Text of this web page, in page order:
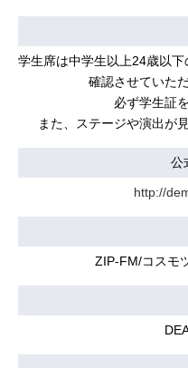
学生席は中学生以上24歳以
確認させていた
必ず学生証
また、ステージや演出が
公
http://
ZIP-FM/コスモ